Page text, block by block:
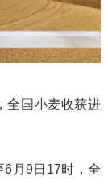
全国小麦收获进
6月9日17时，全